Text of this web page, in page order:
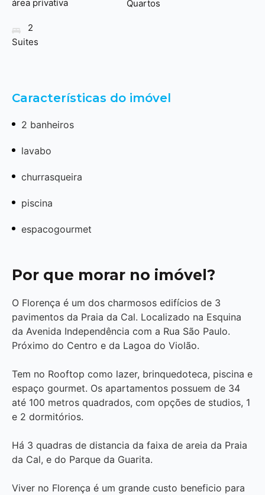
área privativa
Quartos
2
Suites
Características do imóvel
2 banheiros
lavabo
churrasqueira
piscina
espacogourmet
Por que morar no imóvel?
O Florença é um dos charmosos edifícios de 3
pavimentos da Praia da Cal. Localizado na Esquina
da Avenida Independência com a Rua São Paulo.
Próximo do Centro e da Lagoa do Violão.
Tem no Rooftop como lazer, brinquedoteca, piscina e
espaço gourmet. Os apartamentos possuem de 34
até 100 metros quadrados, com opções de studios, 1
e 2 dormitórios.
Há 3 quadras de distancia da faixa de areia da Praia
da Cal, e do Parque da Guarita.
Viver no Florença é um grande custo beneficio para